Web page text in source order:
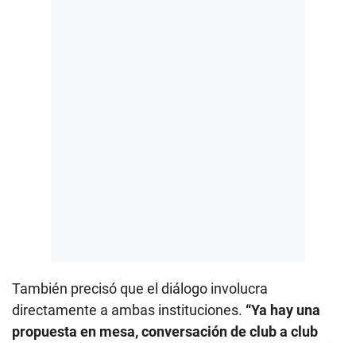
También precisó que el diálogo involucra
directamente a ambas instituciones. “Ya hay una
propuesta en mesa, conversación de club a club